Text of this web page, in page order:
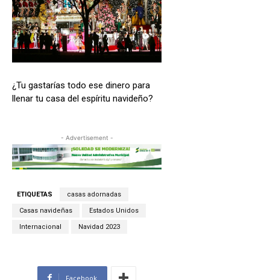
¿Tu gastarías todo ese dinero para
llenar tu casa del espíritu navideño?
- Advertisement -
ETIQUETAS casas adornadas
Casas navideñas Estados Unidos
Internacional Navidad 2023
Facebook